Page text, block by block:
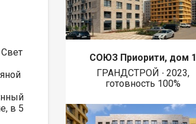
в 5
СОЮЗ Приорити, дом 1
ГРАНДСТРОЙ ∙ 2023,
готовность 100%